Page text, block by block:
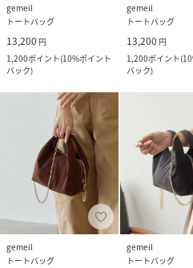
gemeil
トートバッグ
13,200 円
1,200ポイント(10%ポイント
バック)
gemeil
トートバッグ
13,200 円
1,200ポイント(
バック)
gemeil
トートバッグ
gemeil
トートバッグ